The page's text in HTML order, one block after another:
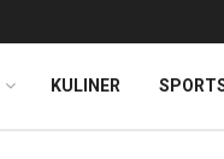
KULINER